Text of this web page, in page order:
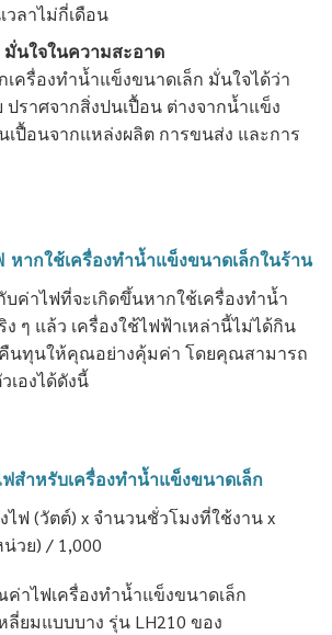
ลาไม่กี่เดือน
นใจในความสะอาด
ครื่องทำน้ำแข็งขนาดเล็ก มั่นใจได้ว่า
ราศจากสิ่งปนเปื้อน ต่างจากน้ำแข็ง
เปื้อนจากแหล่งผลิต การขนส่ง และการ
ากใช้เครื่องทำน้ำแข็งขนาดเล็กในร้าน
ค่าไฟที่จะเกิดขึ้นหากใช้เครื่องทำน้ำ
ๆ แล้ว เครื่องใช้ไฟฟ้าเหล่านี้ไม่ได้กิน
นทุนให้คุณอย่างคุ้มค่า โดยคุณสามารถ
องได้ดังนี้
สำหรับเครื่องทำน้ำแข็งขนาดเล็ก
ไฟ (วัตต์) x จำนวนชั่วโมงที่ใช้งาน x
วย) / 1,000
าไฟเครื่องทำน้ำแข็งขนาดเล็ก
ลี่ยมแบบบาง รุ่น LH210 ของ